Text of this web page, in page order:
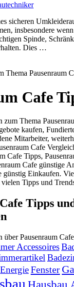
sicheren
insbesondere
Spinde,
Dies …
Thema Pausenraum
Cafe
zum Thema
kaufen,
Mitarbeiter,
Cafe
Cafe Tipps,
Cafe günstige
günstig Einkaufen.
Tipps und
Tipps
über Pausenraum
Accessoires
EnergieFenster